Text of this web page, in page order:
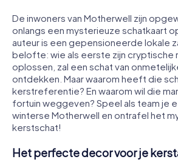
De inwoners van Motherwell zijn
onlangs een mysterieuze schatkaart
auteur is een gepensioneerde lokale
belofte: wie als eerste zijn cryptische
oplossen, zal een schat van
ontdekken. Maar waarom heeft die
kerstreferentie? En waarom wil die
fortuin weggeven? Speel als team je
winterse Motherwell en ontrafel het
kerstschat!
Het perfecte decor voor je